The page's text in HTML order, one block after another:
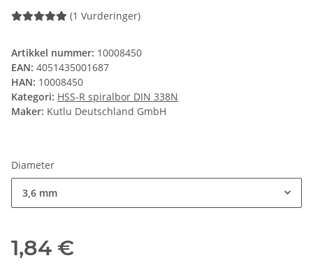
(1 Vurderinger)
Artikkel nummer: 10008450
EAN: 4051435001687
HAN: 10008450
Kategori: HSS-R spiralbor DIN 338N
Maker: Kutlu Deutschland GmbH
Diameter
3,6 mm
1,84 €